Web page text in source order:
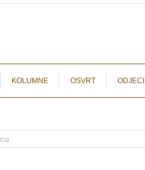
KOLUMNE OSVRT ODJECI